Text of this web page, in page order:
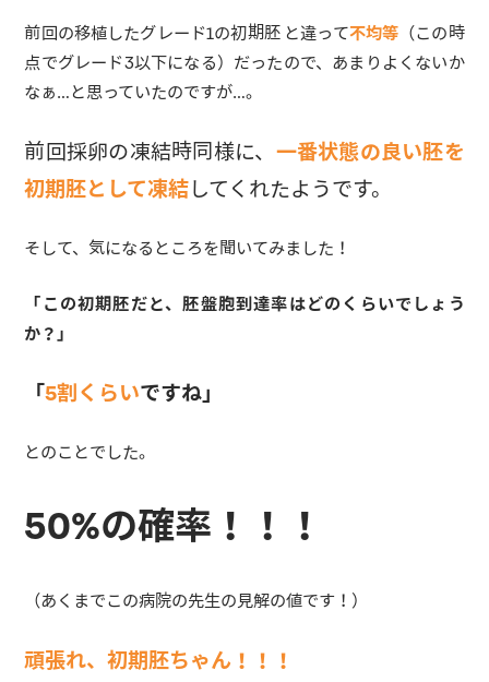
前回の移植したグレード1の初期胚 と違って不均等 （この時
点でグレード3以下になる）だったので、あまりよくないか
なぁ…と思っていたのですが…。
前回採卵の凍結時同様に、 一番状態の良い胚を
初期胚として凍結してくれたようです。
そして、気になるところを聞いてみました！
「この初期胚だと、胚盤胞到達率はどのくらいでしょう
か？」
「5割くらいですね」
とのことでした。
50%の確率！！！
（あくまでこの病院の先生の見解の値です！）
頑張れ、初期胚ちゃん！！！